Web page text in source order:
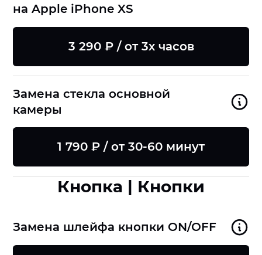
на Apple iPhone XS
3 290 ₽ / от 3х часов
Замена стекла основной
камеры
1 790 ₽ / от 30-60 минут
Кнопка | Кнопки
Замена шлейфа кнопки ON/OFF